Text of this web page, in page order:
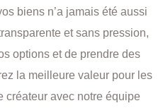
biens n’a jamais été aussi
et sans pression,
options et de prendre des
la meilleure valeur pour les
créateur avec notre équipe